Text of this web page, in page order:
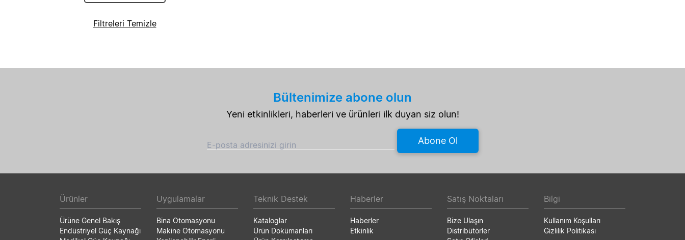
Filtreleri Temizle
Bültenimize abone olun
Yeni etkinlikleri, haberleri ve ürünleri ilk duyan siz olun!
E-posta adresinizi girin Abone Ol
Ürünler
Ürüne Genel Bakış
Endüstriyel Güç Kaynağı
Uygulamalar
Bina Otomasyonu
Makine Otomasyonu
Teknik Destek
Kataloglar
Ürün Dokümanları
Haberler
Haberler
Etkinlik
Satış Noktaları
Bize Ulaşın
Distribütörler
Bilgi
Kullanım Koşulları
Gizlilik Politikası